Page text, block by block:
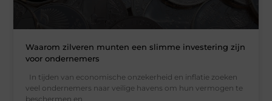
Waarom zilveren munten een slimme investering zijn
voor ondernemers
In tijden van economische onzekerheid en inflatie zoeken
veel ondernemers naar veilige havens om hun vermogen te
beschermen en